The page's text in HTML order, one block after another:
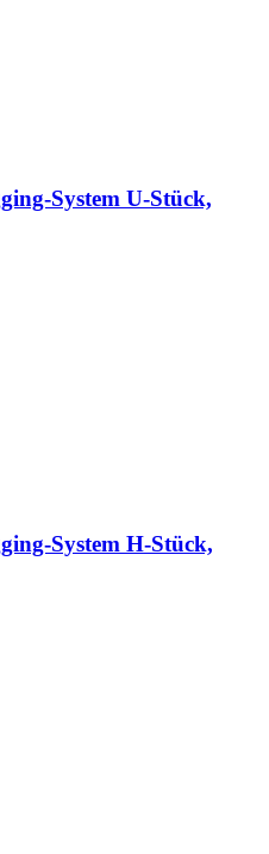
System U-Stück,
System H-Stück,